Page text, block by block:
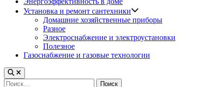
Установка и ремонт сантехники
Домашние хозяйственные приборы
Разное
Электроснабжение и электроустановки
Полезное
Газоснабжение и газовые технологии
Найти: